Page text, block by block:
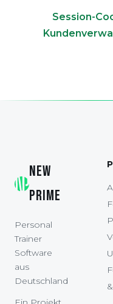
Session-
NEW
PRIME
Personal
Trainer
Software
aus
Deutschland